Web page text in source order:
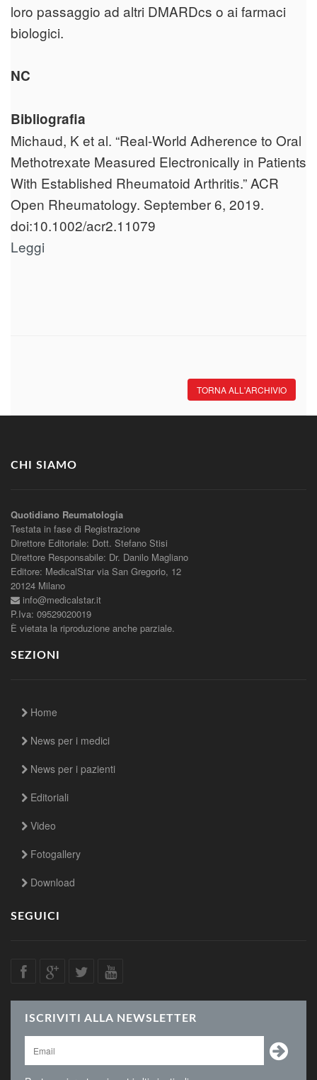
loro passaggio ad altri DMARDcs o ai farmaci
biologici.
NC
Bibliografia
Michaud, K et al. “Real‐World Adherence to Oral
Methotrexate Measured Electronically in Patients
With Established Rheumatoid Arthritis.” ACR
Open Rheumatology. September 6, 2019.
doi:10.1002/acr2.11079
Leggi
TORNA ALL'ARCHIVIO
CHI SIAMO
Quotidiano Reumatologia
Testata in fase di Registrazione
Direttore Editoriale: Dott. Stefano Stisi
Direttore Responsabile: Dr. Danilo Magliano
Editore: MedicalStar via San Gregorio, 12
20124 Milano
info@medicalstar.it
P.Iva: 09529020019
È vietata la riproduzione anche parziale.
SEZIONI
Home
News per i medici
News per i pazienti
Editoriali
Video
Fotogallery
Download
SEGUICI
ISCRIVITI ALLA NEWSLETTER